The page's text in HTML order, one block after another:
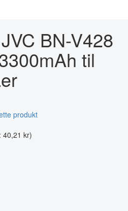
BN-V428
til
produkt
40,21 kr)